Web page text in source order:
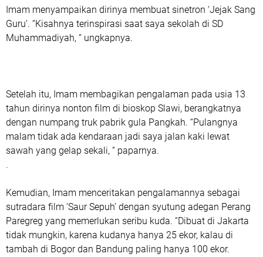
Imam menyampaikan dirinya membuat sinetron ‘Jejak Sang
Guru’. “Kisahnya terinspirasi saat saya sekolah di SD
Muhammadiyah, “ ungkapnya.
Setelah itu, Imam membagikan pengalaman pada usia 13
tahun dirinya nonton film di bioskop Slawi, berangkatnya
dengan numpang truk pabrik gula Pangkah. “Pulangnya
malam tidak ada kendaraan jadi saya jalan kaki lewat
sawah yang gelap sekali, “ paparnya.
.
Kemudian, Imam menceritakan pengalamannya sebagai
sutradara film ‘Saur Sepuh’ dengan syutung adegan Perang
Paregreg yang memerlukan seribu kuda. “Dibuat di Jakarta
tidak mungkin, karena kudanya hanya 25 ekor, kalau di
tambah di Bogor dan Bandung paling hanya 100 ekor.